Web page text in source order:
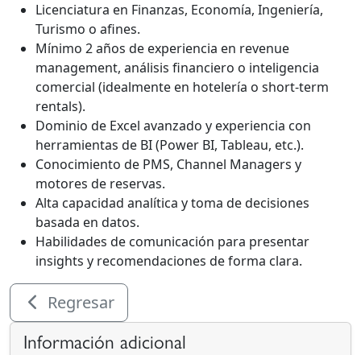
Licenciatura en Finanzas, Economía, Ingeniería,
Turismo o afines.
Mínimo 2 años de experiencia en revenue
management, análisis financiero o inteligencia
comercial (idealmente en hotelería o short-term
rentals).
Dominio de Excel avanzado y experiencia con
herramientas de BI (Power BI, Tableau, etc.).
Conocimiento de PMS, Channel Managers y
motores de reservas.
Alta capacidad analítica y toma de decisiones
basada en datos.
Habilidades de comunicación para presentar
insights y recomendaciones de forma clara.
Regresar
Información adicional